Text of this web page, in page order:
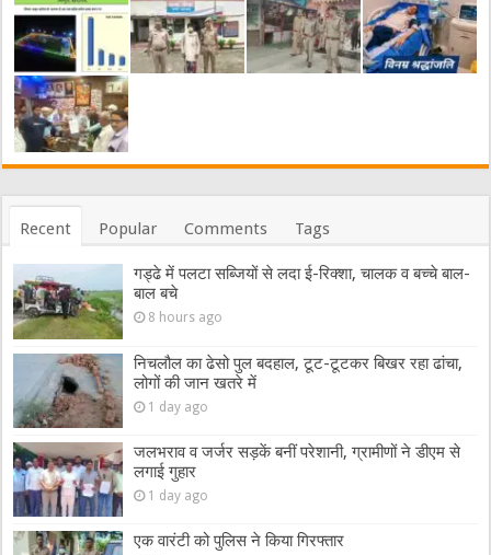
Recent Popular Comments Tags
गड्ढे में पलटा सब्जियों से लदा ई-रिक्शा, चालक व बच्चे बाल-
बाल बचे
8 hours ago
निचलौल का ढेसो पुल बदहाल, टूट-टूटकर बिखर रहा ढांचा,
लोगों की जान खतरे में
1 day ago
जलभराव व जर्जर सड़कें बनीं परेशानी, ग्रामीणों ने डीएम से
लगाई गुहार
1 day ago
एक वारंटी को पुलिस ने किया गिरफ्तार